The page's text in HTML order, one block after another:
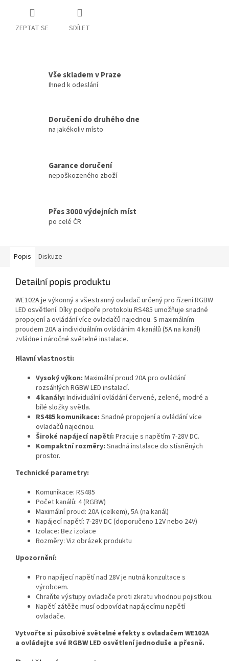
ZEPTAT SE SDÍLET
Vše skladem v Praze
Ihned k odeslání
Doručení do druhého dne
na jakékoliv místo
Garance doručení
nepoškozeného zboží
Přes 3000 výdejních míst
po celé ČR
Popis Diskuze
Detailní popis produktu
WE102A je výkonný a všestranný ovladač určený pro řízení RGBW
LED osvětlení. Díky podpoře protokolu RS485 umožňuje snadné
propojení a ovládání více ovladačů najednou. S maximálním
proudem 20A a individuálním ovládáním 4 kanálů (5A na kanál)
zvládne i náročné světelné instalace.
Hlavní vlastnosti:
Vysoký výkon: Maximální proud 20A pro ovládání
rozsáhlých RGBW LED instalací.
4 kanály: Individuální ovládání červené, zelené, modré a
bílé složky světla.
RS485 komunikace: Snadné propojení a ovládání více
ovladačů najednou.
Široké napájecí napětí: Pracuje s napětím 7-28V DC.
Kompaktní rozměry: Snadná instalace do stísněných
prostor.
Technické parametry:
Komunikace: RS485
Počet kanálů: 4 (RGBW)
Maximální proud: 20A (celkem), 5A (na kanál)
Napájecí napětí: 7-28V DC (doporučeno 12V nebo 24V)
Izolace: Bez izolace
Rozměry: Viz obrázek produktu
Upozornění:
Pro napájecí napětí nad 28V je nutná konzultace s
výrobcem.
Chraňte výstupy ovladače proti zkratu vhodnou pojistkou.
Napětí zátěže musí odpovídat napájecímu napětí
ovladače.
Vytvořte si působivé světelné efekty s ovladačem WE102A
a ovládejte své RGBW LED osvětlení jednoduše a přesně.